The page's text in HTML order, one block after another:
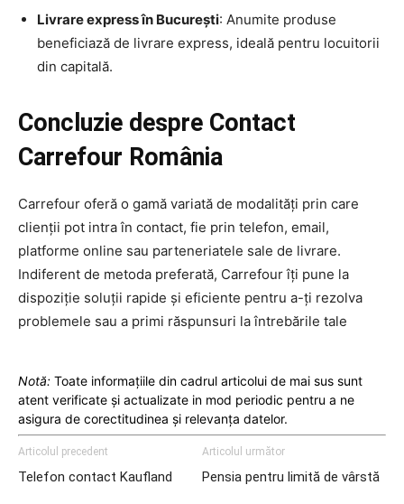
Livrare express în București: Anumite produse
beneficiază de livrare express, ideală pentru locuitorii
din capitală.
Concluzie despre Contact
Carrefour România
Carrefour oferă o gamă variată de modalități prin care
clienții pot intra în contact, fie prin telefon, email,
platforme online sau parteneriatele sale de livrare.
Indiferent de metoda preferată, Carrefour îți pune la
dispoziție soluții rapide și eficiente pentru a-ți rezolva
problemele sau a primi răspunsuri la întrebările tale
Notă: Toate informațiile din cadrul articolui de mai sus sunt
atent verificate și actualizate in mod periodic pentru a ne
asigura de corectitudinea și relevanța datelor.
Articolul precedent
Telefon contact Kaufland
Articolul următor
Pensia pentru limită de vârstă